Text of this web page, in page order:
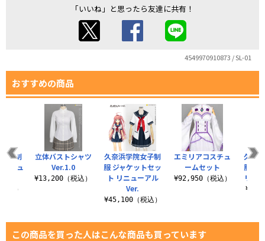
「いいね」と思ったら友達に共有！
4549970910873 / SL-01
おすすめの商品
久奈浜学院女子制
服 ジャケットセッ
ト リニューアル
Ver.
¥45,100（税込）
エミリアコスチュ
ームセット
¥92,950（税込）
久奈
服 ス
リニ
子制
リニュ
込）
立体バストシャツ
Ver.1.0
¥13,200（税込）
この商品を買った人はこんな商品も買っています